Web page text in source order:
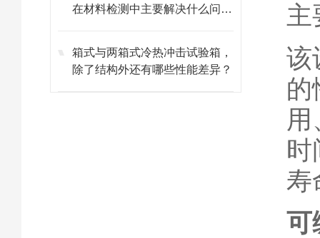
在材料检测中主要解决什么问
箱式与两箱式冷热冲击试验箱，
除了结构外还有哪些性能差异？
主
该
的
时
寿
可